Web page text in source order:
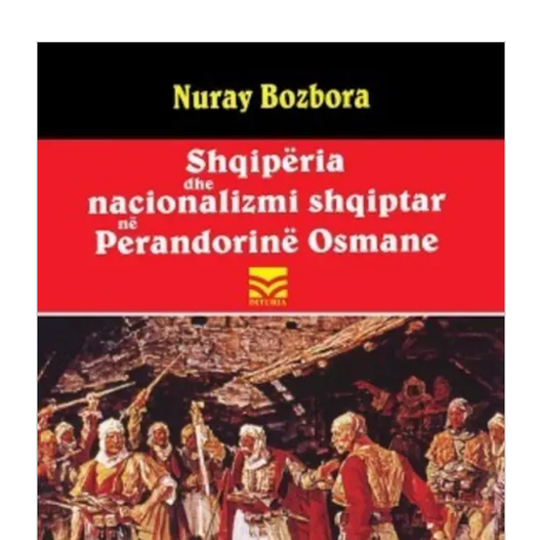
Ditarë
Evente
Blog